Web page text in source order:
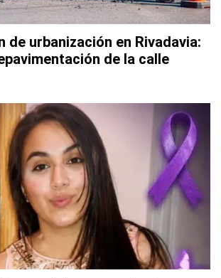
de urbanización en Rivadavia:
de la calle